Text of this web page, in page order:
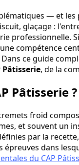
— et
glaçage :
professionnelle.
compétence
ce guide
Pâtisserie, de la
Pâtisserie ?
froid
et souvent un
par la
dans
du CAP